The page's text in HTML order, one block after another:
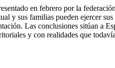
en febrero por la
y sus familias pueden ejercer
Las conclusiones sitúan a
y con realidades que